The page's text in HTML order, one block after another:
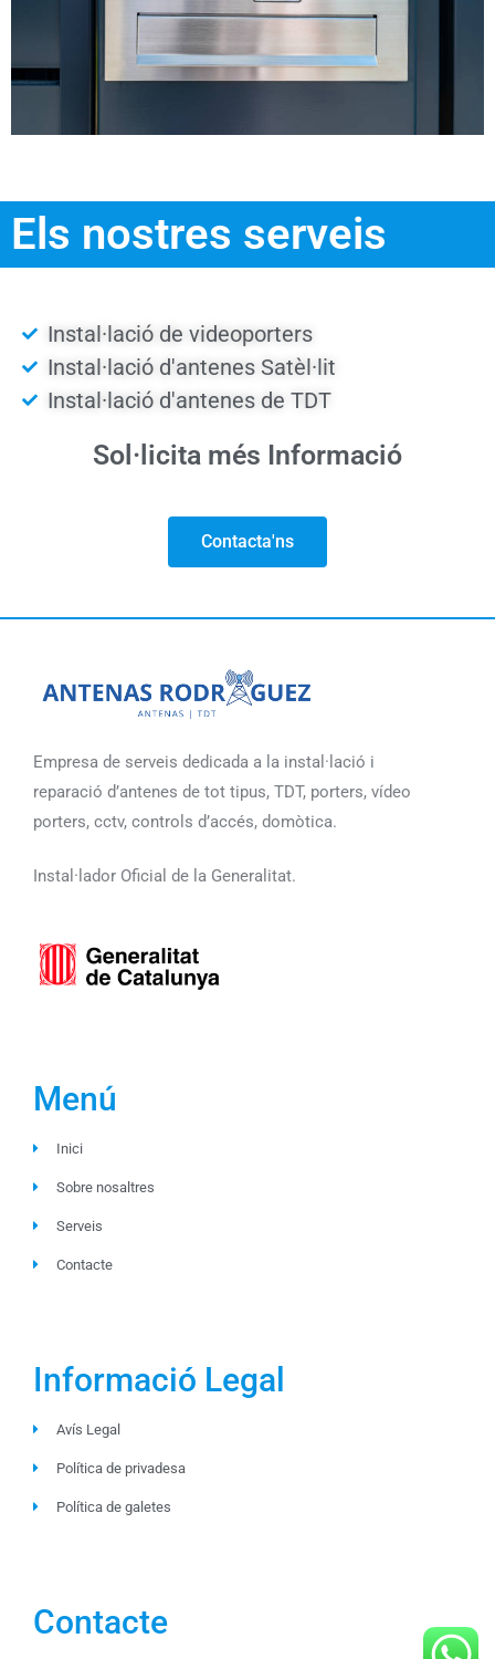
Els nostres serveis
Instal·lació de videoporters
Instal·lació d'antenes Satèl·lit
Instal·lació d'antenes de TDT
Sol·licita més Informació
Contacta'ns
Empresa de serveis dedicada a la instal·lació i
reparació d’antenes de tot tipus, TDT, porters, vídeo
porters, cctv, controls d’accés, domòtica.
Instal·lador Oficial de la Generalitat.
Menú
Inici
Sobre nosaltres
Serveis
Contacte
Informació Legal
Avís Legal
Política de privadesa
Política de galetes
Contacte